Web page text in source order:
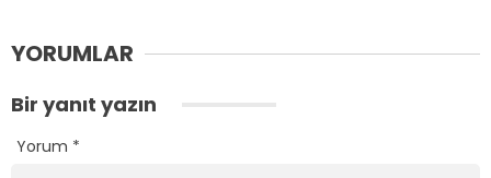
YORUMLAR
Bir yanıt yazın
Yorum *